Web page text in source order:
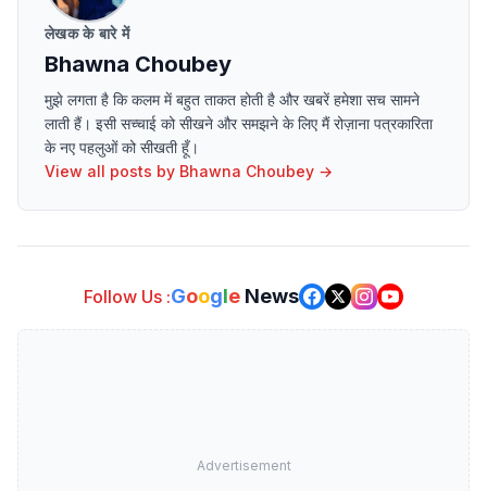
लेखक के बारे में
Bhawna Choubey
मुझे लगता है कि कलम में बहुत ताकत होती है और खबरें हमेशा सच सामने
लाती हैं। इसी सच्चाई को सीखने और समझने के लिए मैं रोज़ाना पत्रकारिता
के नए पहलुओं को सीखती हूँ।
View all posts by Bhawna Choubey →
Follow Us :Google News
Advertisement